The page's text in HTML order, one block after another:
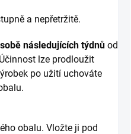
a nepřetržitě.
následujících týdnů od
lze prodloužit
po užití uchováte
obalu. Vložte ji pod